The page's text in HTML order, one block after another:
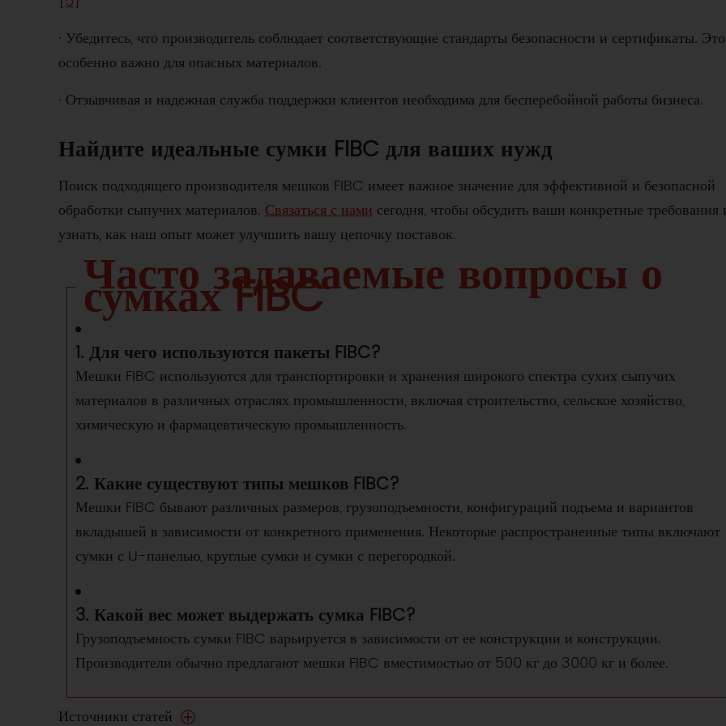
· Убедитесь, что производитель соблюдает соответствующие стандарты безопасности и сертификаты. Это
особенно важно для опасных материалов.
· Отзывчивая и надежная служба поддержки клиентов необходима для бесперебойной работы бизнеса.
Найдите идеальные сумки FIBC для ваших нужд
Поиск подходящего производителя мешков FIBC имеет важное значение для эффективной и безопасной
обработки сыпучих материалов. Связаться с нами сегодня, чтобы обсудить ваши конкретные требования
узнать, как наш опыт может улучшить вашу цепочку поставок.
Часто задаваемые вопросы о
сумках FIBC
1. Для чего используются пакеты FIBC?
Мешки FIBC используются для транспортировки и хранения широкого спектра сухих сыпучих
материалов в различных отраслях промышленности, включая строительство, сельское хозяйство,
химическую и фармацевтическую промышленность.
2. Какие существуют типы мешков FIBC?
Мешки FIBC бывают различных размеров, грузоподъемности, конфигураций подъема и вариантов
вкладышей в зависимости от конкретного применения. Некоторые распространенные типы включают
сумки с U-панелью, круглые сумки и сумки с перегородкой.
3. Какой вес может выдержать сумка FIBC?
Грузоподъемность сумки FIBC варьируется в зависимости от ее конструкции и конструкции.
Производители обычно предлагают мешки FIBC вместимостью от 500 кг до 3000 кг и более.
Источники статей